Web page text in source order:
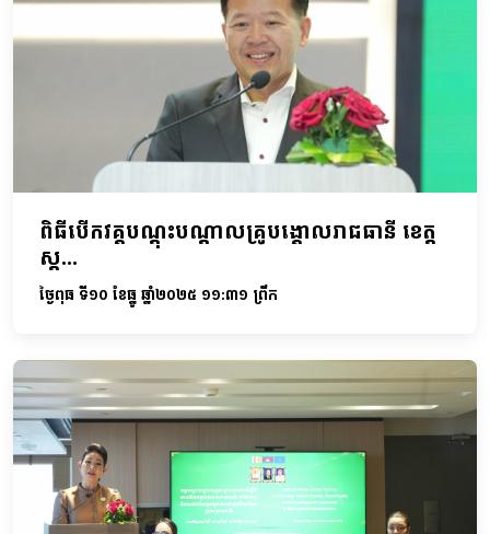
ពិធីបើកវគ្គបណ្តុះបណ្តាលគ្រូបង្គោលរាជធានី ខេត្ត
ស្ត...
ថ្ងៃពុធ ទី១០ ខែធ្នូ ឆ្នាំ២០២៥ ១១:៣១ ព្រឹក